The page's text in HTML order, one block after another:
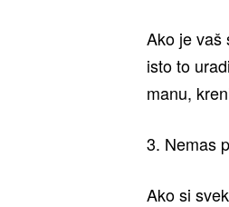
Ako je vaš
isto to
manu,
3. Nemas
Ako si